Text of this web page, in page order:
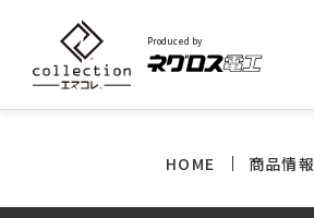
Produced by
HOME 商品情報